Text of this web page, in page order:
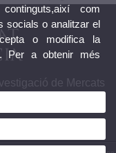
de Mercats
com
socials o analitzar el
o modifica la
Per a obtenir més